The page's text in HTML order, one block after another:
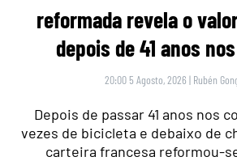
reformada revela o
depois de 41 anos
20:00 5 Agosto, 2026 | Rubén
Depois de passar 41 anos nos
vezes de bicicleta e debaixo de
carteira francesa reformou-